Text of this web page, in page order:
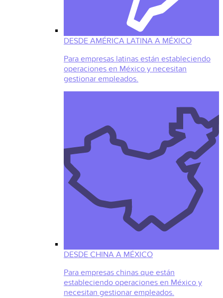
DESDE AMÉRICA LATINA A MÉXICO
Para empresas latinas están estableciendo
operaciones en México y necesitan
gestionar empleados.
DESDE CHINA A MÉXICO
Para empresas chinas que están
estableciendo operaciones en México y
necesitan gestionar empleados.